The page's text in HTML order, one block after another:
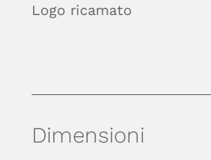
Logo ricamato
Dimensioni